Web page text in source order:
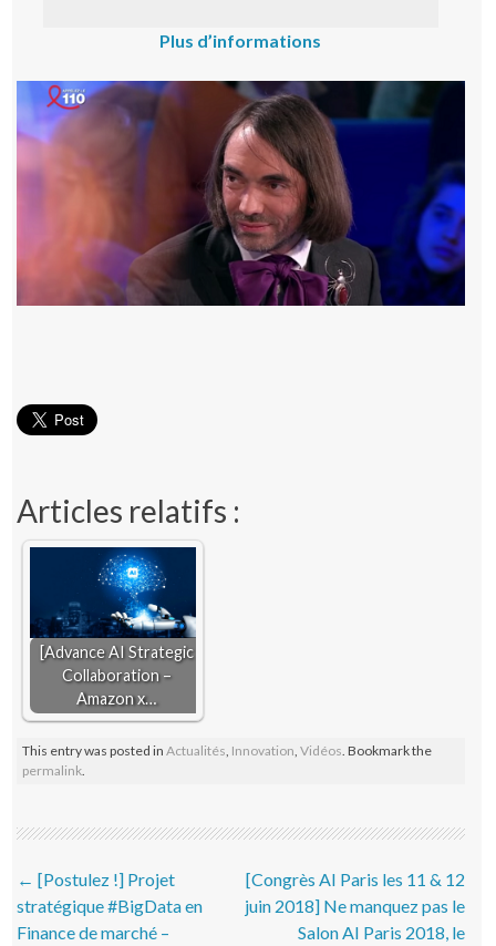
Plus d’informations
Articles relatifs :
[Advance AI Strategic
Collaboration –
Amazon x…
This entry was posted inActualités Innovation ,Vidéos . Bookmark the
permalink
Post navigation
← [Postulez !] Projet
stratégique #BigData en
Finance de marché –
[Congrès AI Paris les 11 & 12
juin 2018] Ne manquez pas le
Salon AI Paris 2018, le